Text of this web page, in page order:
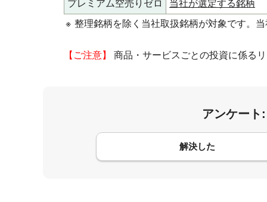
プレミアム空売りゼロ
当社が選定する銘柄
※ 整理銘柄を除く当社取扱銘柄が対象です。
【ご注意】 商品・サービスごとの投資に係る
アンケート
解決した
コメント